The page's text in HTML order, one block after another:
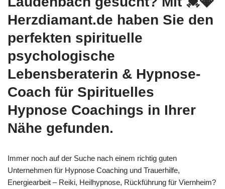
Herzdiamant.de haben Sie den
perfekten spirituelle
psychologische
Lebensberaterin & Hypnose-
Coach für Spirituelles
Hypnose Coachings in Ihrer
Nähe gefunden.
Immer noch auf der Suche nach einem richtig guten
Unternehmen für Hypnose Coaching und Trauerhilfe,
Energiearbeit – Reiki, Heilhypnose, Rückführung für Viernheim?